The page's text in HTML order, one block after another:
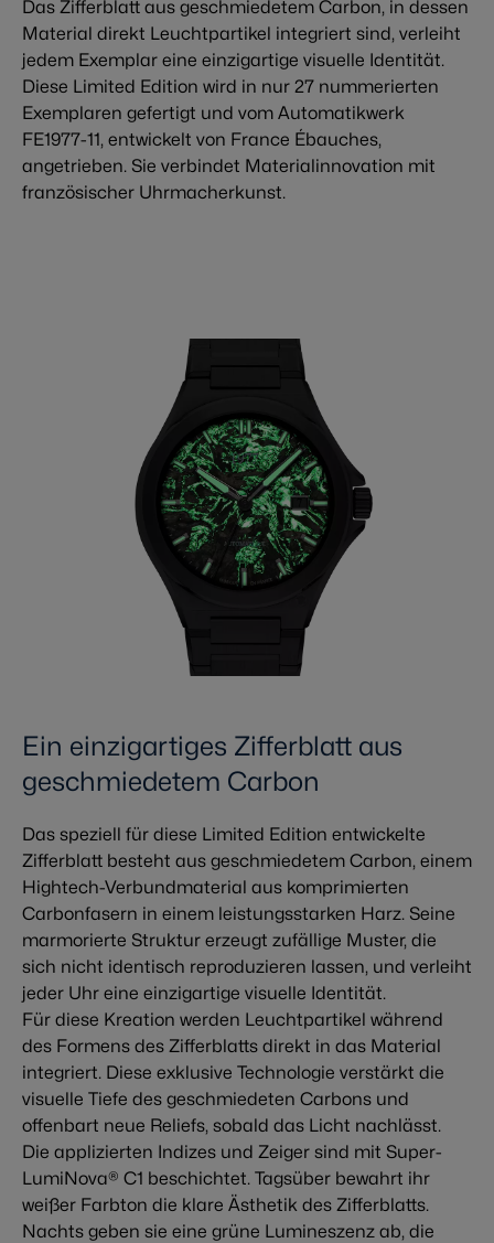
Das Zifferblatt aus geschmiedetem Carbon, in dessen
Material direkt Leuchtpartikel integriert sind, verleiht
jedem Exemplar eine einzigartige visuelle Identität.
Diese Limited Edition wird in nur 27 nummerierten
Exemplaren gefertigt und vom Automatikwerk
FE1977-11, entwickelt von France Ébauches,
angetrieben. Sie verbindet Materialinnovation mit
französischer Uhrmacherkunst.
Ein einzigartiges Zifferblatt aus
geschmiedetem Carbon
Das speziell für diese Limited Edition entwickelte
Zifferblatt besteht aus geschmiedetem Carbon, einem
Hightech-Verbundmaterial aus komprimierten
Carbonfasern in einem leistungsstarken Harz. Seine
marmorierte Struktur erzeugt zufällige Muster, die
sich nicht identisch reproduzieren lassen, und verleiht
jeder Uhr eine einzigartige visuelle Identität.
Für diese Kreation werden Leuchtpartikel während
des Formens des Zifferblatts direkt in das Material
integriert. Diese exklusive Technologie verstärkt die
visuelle Tiefe des geschmiedeten Carbons und
offenbart neue Reliefs, sobald das Licht nachlässt.
Die applizierten Indizes und Zeiger sind mit Super-
LumiNova® C1 beschichtet. Tagsüber bewahrt ihr
weißer Farbton die klare Ästhetik des Zifferblatts.
Nachts geben sie eine grüne Lumineszenz ab, die